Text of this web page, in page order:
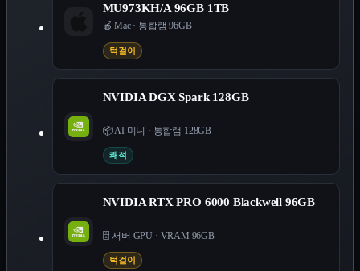
MU973KH/A 96GB 1TB
🍎 Mac· 통합램 96GB
턱걸이
NVIDIA DGX Spark 128GB
📦 AI 미니 · 통합램 128GB
쾌적
NVIDIA RTX PRO 6000 Blackwell 96GB
🗄️ 서버 GPU · VRAM 96GB
턱걸이